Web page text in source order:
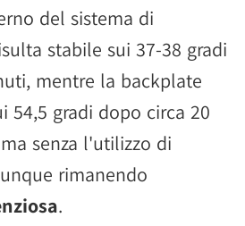
del sistema di
stabile sui 37-38 gradi
mentre la backplate
54,5 gradi dopo circa 20
senza l'utilizzo di
rimanendo
.